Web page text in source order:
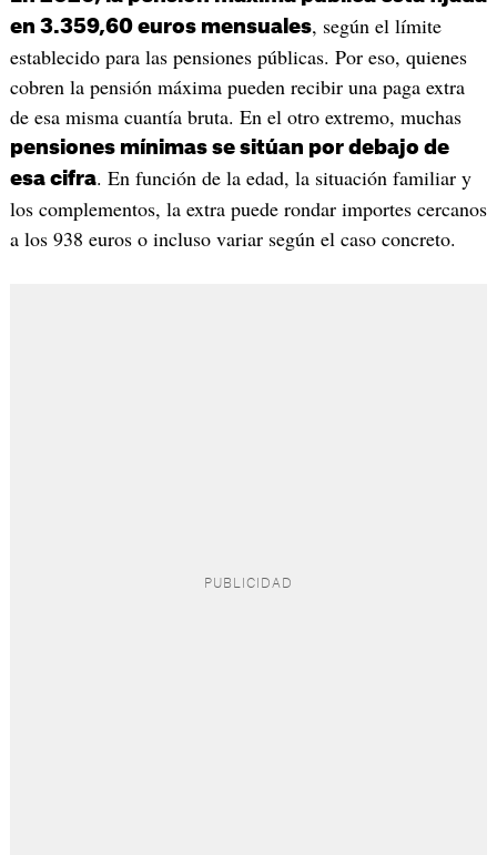
en 3.359,60 euros mensuales, según el límite
establecido para las pensiones públicas. Por eso, quienes
cobren la pensión máxima pueden recibir una paga extra
de esa misma cuantía bruta. En el otro extremo, muchas
pensiones mínimas se sitúan por debajo de
esa cifra. En función de la edad, la situación familiar y
los complementos, la extra puede rondar importes cercanos
a los 938 euros o incluso variar según el caso concreto.